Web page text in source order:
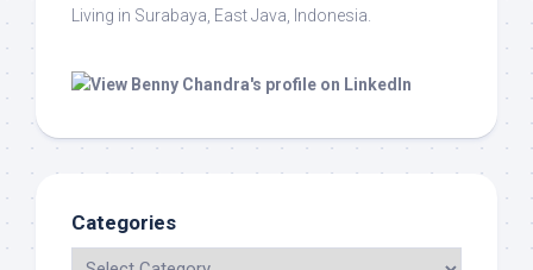
Living in Surabaya, East Java, Indonesia.
Categories